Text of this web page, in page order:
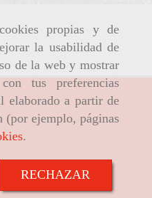
propias y de
la usabilidad de
de la web y mostrar
tus preferencias
elaborado a partir de
(por ejemplo, páginas
.
RECHAZAR